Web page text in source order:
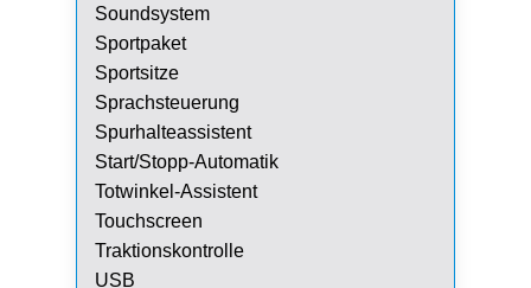
Soundsystem
Sportpaket
Sportsitze
Sprachsteuerung
Spurhalteassistent
Start/Stopp-Automatik
Totwinkel-Assistent
Touchscreen
Traktionskontrolle
USB